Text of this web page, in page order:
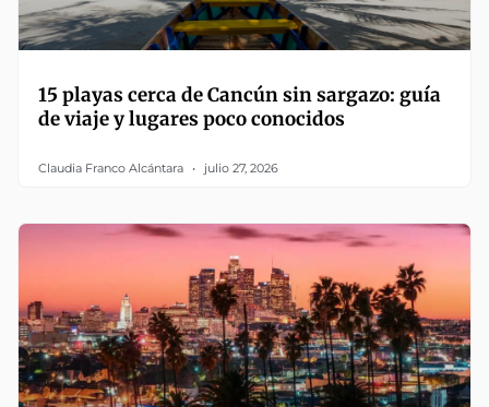
15 playas cerca de Cancún sin sargazo: guía
de viaje y lugares poco conocidos
Claudia Franco Alcántara julio 27, 2026